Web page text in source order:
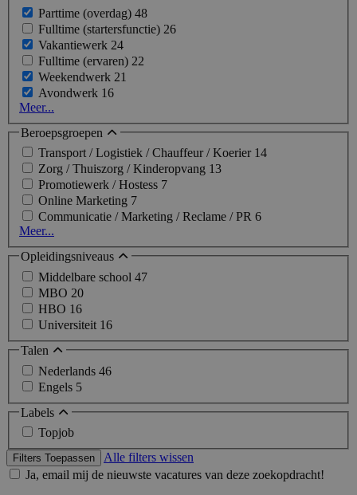
Parttime (overdag) 48
Fulltime (startersfunctie) 26
Vakantiewerk 24
Fulltime (ervaren) 22
Weekendwerk 21
Avondwerk 16
Meer...
Beroepsgroepen
Transport / Logistiek / Chauffeur / Koerier 14
Zorg / Thuiszorg / Kinderopvang 13
Promotiewerk / Hostess 7
Online Marketing 7
Communicatie / Marketing / Reclame / PR 6
Meer...
Opleidingsniveaus
Middelbare school 47
MBO 20
HBO 16
Universiteit 16
Talen
Nederlands 46
Engels 5
Labels
Topjob
Filters Toepassen
Alle filters wissen
Ja, email mij de nieuwste vacatures van deze zoekopdracht!